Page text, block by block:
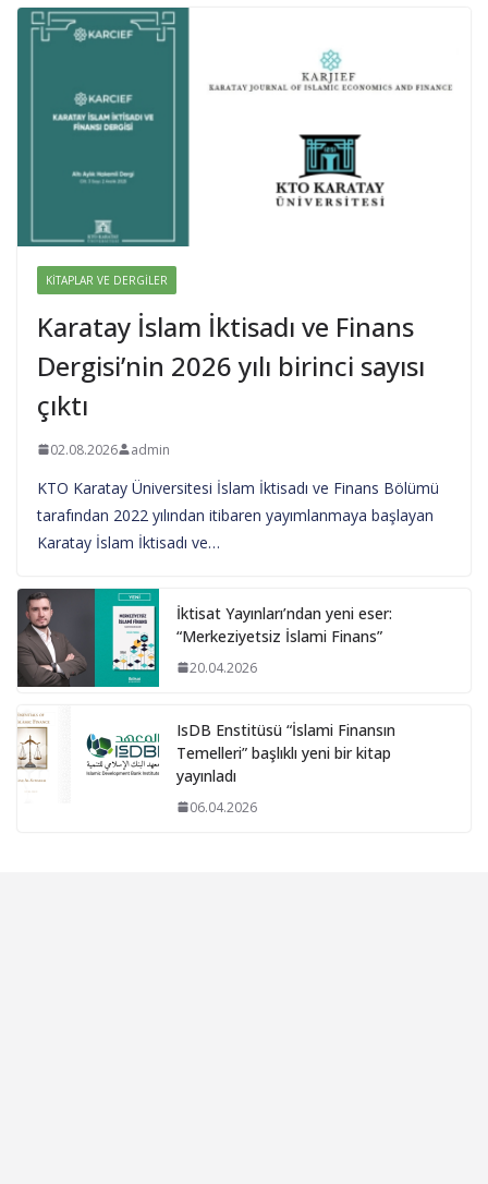
KITAPLAR VE DERGILER
Karatay İslam İktisadı ve Finans
Dergisi’nin 2026 yılı birinci sayısı
çıktı
02.08.2026 admin
KTO Karatay Üniversitesi İslam İktisadı ve Finans Bölümü
tarafından 2022 yılından itibaren yayımlanmaya başlayan
Karatay İslam İktisadı ve…
İktisat Yayınları’ndan yeni eser:
“Merkeziyetsiz İslami Finans”
20.04.2026
IsDB Enstitüsü “İslami Finansın
Temelleri” başlıklı yeni bir kitap
yayınladı
06.04.2026